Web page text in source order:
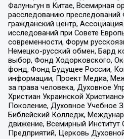
Фалуньгун в Китае, Всемирная
расследованию преследований
гражданский центр,
исследований при Совете
современности, Форум
Немецко-русский обмен, Бард
выбор, Фонд Ходорковского,
фонд, Фонд Будущее России,
информации, Проект Медиа,
за права человека, Духовное
Христиан Украинской
Поколение, Духовное Учебное
Библейский Колледж,
движение, Всемирный Институт
Предприятий, Церковь